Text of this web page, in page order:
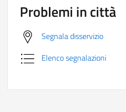
Problemi in città
Segnala disservizio
Elenco segnalazioni